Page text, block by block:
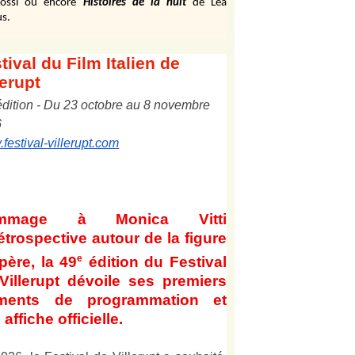
ou encore Histoires de la nuit de Léa
du Film Italien de
- Du 23 octobre au 8 novembre
villerupt.com
à Monica Vitti
autour de la figure
la 49e édition du Festival
dévoile ses premiers
de programmation et
affiche officielle.